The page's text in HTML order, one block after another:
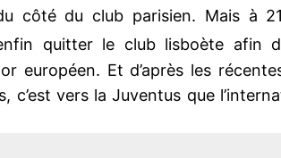
côté du club parisien. Mais à
quitter le club lisboète afin
européen. Et d’après les
c’est vers la Juventus que